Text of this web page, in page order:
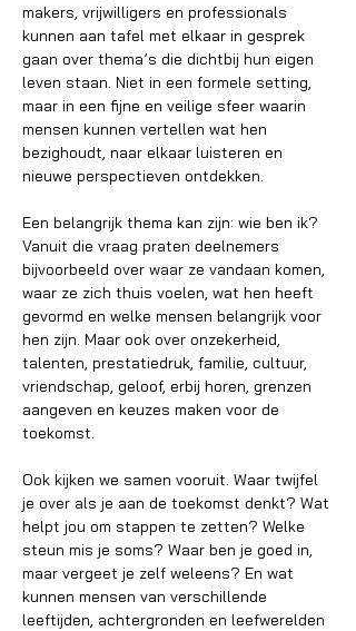
makers, vrijwilligers en professionals
kunnen aan tafel met elkaar in gesprek
gaan over thema’s die dichtbij hun eigen
leven staan. Niet in een formele setting,
maar in een fijne en veilige sfeer waarin
mensen kunnen vertellen wat hen
bezighoudt, naar elkaar luisteren en
nieuwe perspectieven ontdekken.
Een belangrijk thema kan zijn: wie ben ik?
Vanuit die vraag praten deelnemers
bijvoorbeeld over waar ze vandaan komen,
waar ze zich thuis voelen, wat hen heeft
gevormd en welke mensen belangrijk voor
hen zijn. Maar ook over onzekerheid,
talenten, prestatiedruk, familie, cultuur,
vriendschap, geloof, erbij horen, grenzen
aangeven en keuzes maken voor de
toekomst.
Ook kijken we samen vooruit. Waar twijfel
je over als je aan de toekomst denkt? Wat
helpt jou om stappen te zetten? Welke
steun mis je soms? Waar ben je goed in,
maar vergeet je zelf weleens? En wat
kunnen mensen van verschillende
leeftijden, achtergronden en leefwerelden